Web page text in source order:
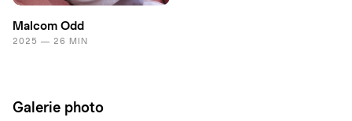
Malcom Odd
2025 — 26 MIN
Galerie photo